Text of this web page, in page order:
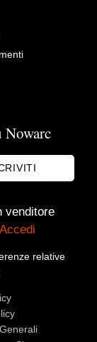
per
novità.
Nowarc
venditore
Accedi
relative